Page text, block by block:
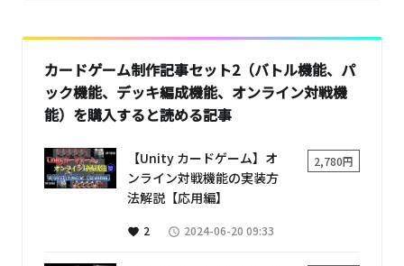
カードゲーム制作記事セット2（バトル機能、パ
ック機能、デッキ編成機能、オンライン対戦機
能）を購入すると読める記事
【Unity カードゲーム】オ
ンライン対戦機能の実装方
法解説【応用編】
2,780円
favorite 2 access_time 2024-06-20 09:33